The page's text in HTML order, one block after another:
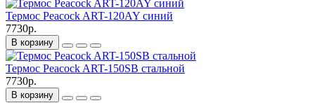
Термос Peacock ART-120AY синий
7730р.
В корзину
Термос Peacock ART-150SB стальной
7730р.
В корзину